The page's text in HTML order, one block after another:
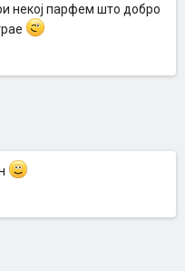
некој парфем што добро